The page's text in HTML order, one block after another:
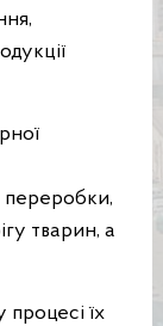
переробки,
тварин, а
процесі їх